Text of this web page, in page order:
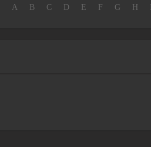
A B C D E F G H